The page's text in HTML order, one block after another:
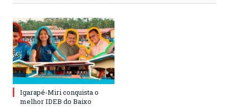
Igarapé-Miri conquista o
melhor IDEB do Baixo